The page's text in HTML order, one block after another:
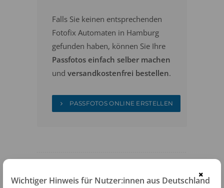
Falls Sie keinen entsprechenden
Fotofix Automaten in Hamburg
gefunden haben, können Sie Ihre
Passfotos einfach selber machen
und versandkostenfrei bestellen.
PASSFOTOS ONLINE ERSTELLEN
×
Wichtiger Hinweis für Nutzer:innen aus Deutschland